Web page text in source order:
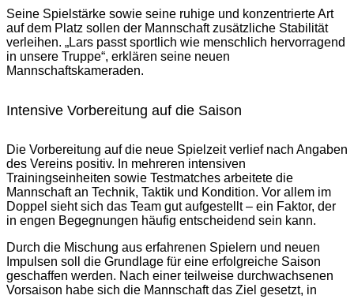
Seine Spielstärke sowie seine ruhige und konzentrierte Art
auf dem Platz sollen der Mannschaft zusätzliche Stabilität
verleihen. „Lars passt sportlich wie menschlich hervorragend
in unsere Truppe“, erklären seine neuen
Mannschaftskameraden.
Intensive Vorbereitung auf die Saison
Die Vorbereitung auf die neue Spielzeit verlief nach Angaben
des Vereins positiv. In mehreren intensiven
Trainingseinheiten sowie Testmatches arbeitete die
Mannschaft an Technik, Taktik und Kondition. Vor allem im
Doppel sieht sich das Team gut aufgestellt – ein Faktor, der
in engen Begegnungen häufig entscheidend sein kann.
Durch die Mischung aus erfahrenen Spielern und neuen
Impulsen soll die Grundlage für eine erfolgreiche Saison
geschaffen werden. Nach einer teilweise durchwachsenen
Vorsaison habe sich die Mannschaft das Ziel gesetzt, in